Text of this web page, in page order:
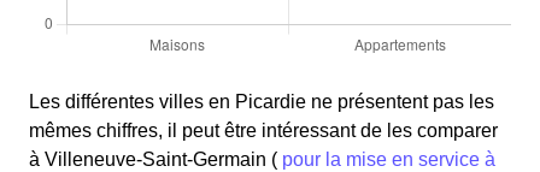
Les différentes villes en Picardie ne présentent pas les
mêmes chiffres, il peut être intéressant de les comparer
à Villeneuve-Saint-Germain ( pour la mise en service à